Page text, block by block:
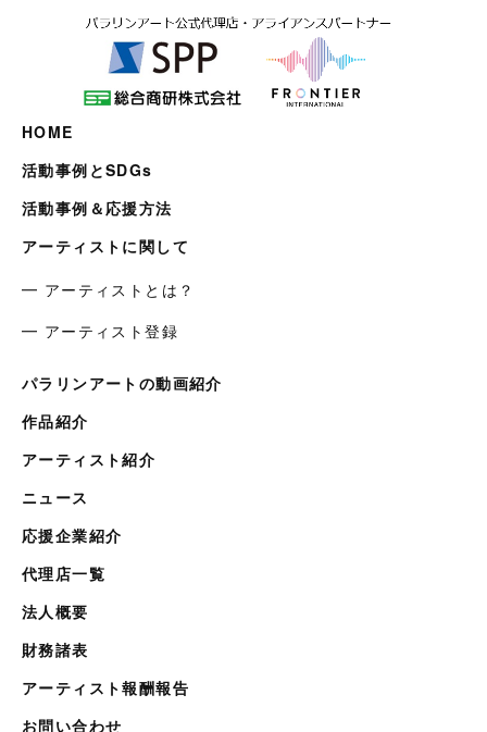
HOME
活動事例とSDGs
活動事例＆応援方法
アーティストに関して
━ アーティストとは？
━ アーティスト登録
パラリンアートの動画紹介
作品紹介
アーティスト紹介
ニュース
応援企業紹介
代理店一覧
法人概要
財務諸表
アーティスト報酬報告
お問い合わせ